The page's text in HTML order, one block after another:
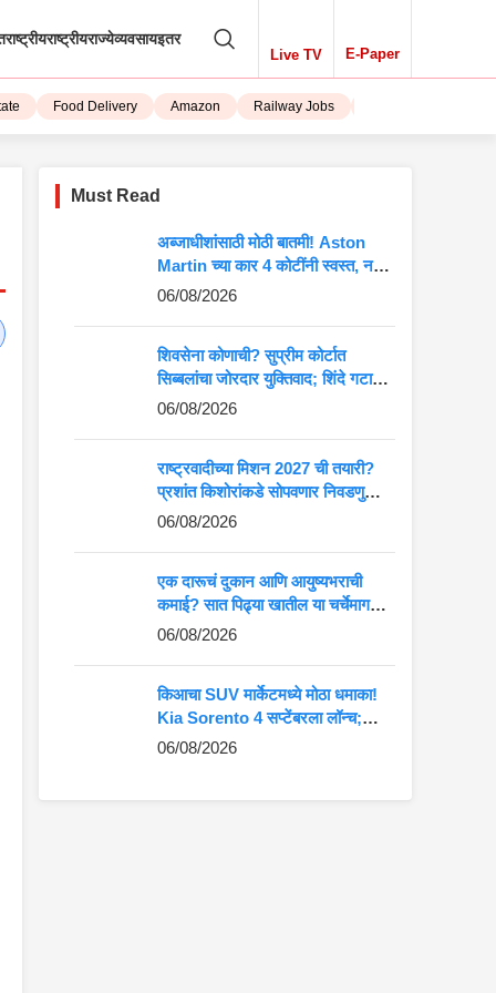
राष्ट्रीयराज्येव्यवसायइतर
Live TV E-Paper
Food Delivery Amazon Railway Jobs iPhone 15
Must Read
अब्जाधीशांसाठी मोठी बातमी! Aston
Martin च्या कार 4 कोटींनी स्वस्त, नवीन
किंमत पाहून बसेल धक्का
06/08/2026
शिवसेना कोणाची? सुप्रीम कोर्टात
सिब्बलांचा जोरदार युक्तिवाद; शिंदे गटाच्या
अडचणी वाढणार?
06/08/2026
राष्ट्रवादीच्या मिशन 2027 ची तयारी?
प्रशांत किशोरांकडे सोपवणार निवडणुकीची
कमान?
06/08/2026
एक दारूचं दुकान आणि आयुष्यभराची
कमाई? सात पिढ्या खातील या चर्चेमागचं
खरं गणित जाणून घ्या
06/08/2026
किआचा SUV मार्केटमध्ये मोठा धमाका!
Kia Sorento 4 सप्टेंबरला लॉन्च;
Fortuner-Kodiaq ला देणार थेट
06/08/2026